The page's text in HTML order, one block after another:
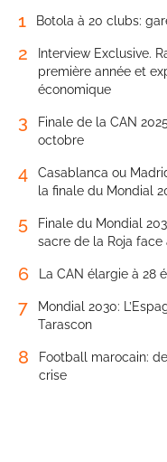
1 Botola à 20 clubs:
2
Interview Exclusive.
première année et
économique
3
Finale de la CAN
octobre
4
Casablanca ou
la finale du Mondial
5
Finale du Mondial
sacre de la Roja
6 La CAN élargie à 28
7
Mondial 2030:
Tarascon
8
Football marocain:
crise